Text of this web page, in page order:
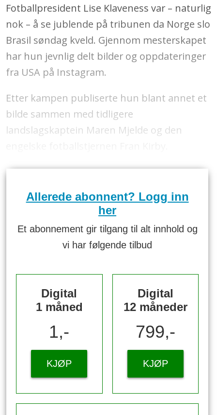
Fotballpresident Lise Klaveness var – naturlig
nok – å se jublende på tribunen da Norge slo
Brasil søndag kveld. Gjennom mesterskapet
har hun jevnlig delt bilder og oppdateringer
fra USA på Instagram.
Etter kampen publiserte hun blant annet et
bilde sammen med tidligere
landslagskaptein Maren Mjelde og den
Allerede abonnent? Logg inn
her
Et abonnement gir tilgang til alt innhold og
vi har følgende tilbud
Digital
1 måned
1,-
KJØP
Digital
12 måneder
799,-
KJØP